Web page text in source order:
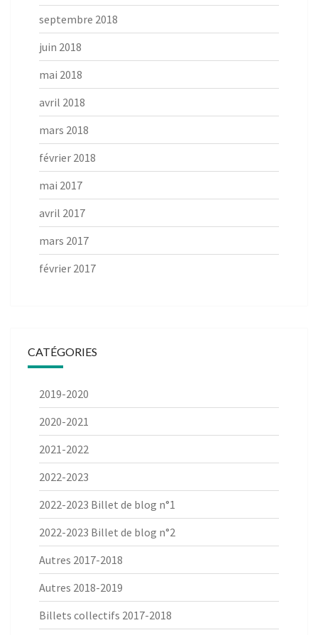
septembre 2018
juin 2018
mai 2018
avril 2018
mars 2018
février 2018
mai 2017
avril 2017
mars 2017
février 2017
CATÉGORIES
2019-2020
2020-2021
2021-2022
2022-2023
2022-2023 Billet de blog n°1
2022-2023 Billet de blog n°2
Autres 2017-2018
Autres 2018-2019
Billets collectifs 2017-2018